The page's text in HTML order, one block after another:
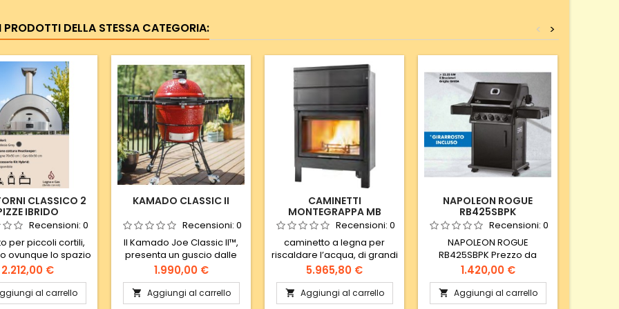
PRODOTTI DELLA STESSA CATEGORIA: >
<
CLASSICO 2
IBRIDO
Recensioni: 0
per piccoli cortili,
ovunque lo spazio
Molto elegante
per cuocere pizza,
arrosti, carni alla
e tutto ciò che
Prezzo
2.212,00 €
al carrello
KAMADO CLASSIC II
Recensioni: 0
Il Kamado Joe Classic II™,
presenta un guscio dalle
pareti spesse, resistente al
calore, che trattiene il fumo
ed umidità a qualsiasi
temperatura. Il coperchio a
Prezzo
1.990,00 €
 Aggiungi al carrello
CAMINETTI
MONTEGRAPPA MB
MEGAIDRO W
Recensioni: 0
caminetto a legna per
riscaldare l’acqua, di grandi
dimensioni. Si distingue per
la forma rettangolare della
porta, interamente in vetro
ceramico; apertura a
Prezzo
5.965,80 €
 Aggiungi al carrello
NAPOLEON ROGUE
RB425SBPK
Recensioni: 0
NAPOLEON ROGUE
RB425SBPK Prezzo da
listino. Ulteriore sconto
applicabile presso punto
vendita.
Prezzo
1.420,00 €
 Aggiungi al carrello